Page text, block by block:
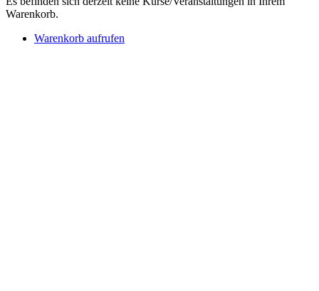
Warenkorb.
Warenkorb aufrufen